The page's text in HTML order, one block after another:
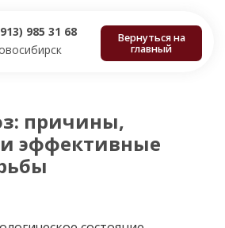
Вернуться на
главный
причины,
эффективные